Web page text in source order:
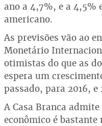
ano a 4,7%, e a 4,5%
americano.
As previsões vão ao
Monetário
otimistas do que as
espera um
passado, para 2016, e
A Casa Branca
econômico é bastante